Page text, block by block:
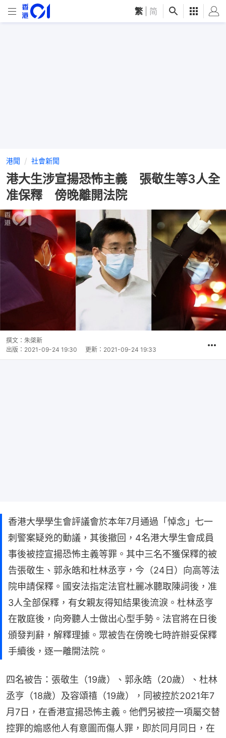
繁 简
港聞 社會新聞
港大生涉宣揚恐怖主義 張敬生等3人全
准保釋 傍晚離開法院
撰文： 朱棨新
出版： 2021-09-24 19:30 更新： 2021-09-24 19:33
香港大學學生會評議會於本年7月通過「悼念」七一
刺警案疑兇的動議，其後撤回，4名港大學生會成員
事後被控宣揚恐怖主義等罪。其中三名不獲保釋的被
告張敬生、郭永皓和杜林丞亨，今（24日）向高等法
院申請保釋。國安法指定法官杜麗冰聽取陳詞後，准
3人全部保釋，有女親友得知結果後流淚。杜林丞亨
在散庭後，向旁聽人士做出心型手勢。法官將在日後
頒發判辭，解釋理據。眾被告在傍晚七時許辦妥保釋
手續後，逐一離開法院。
四名被告：張敬生（19歲）、郭永皓（20歲）、杜林
丞亨（18歲）及容頌禧（19歲），同被控於2021年7
月7日，在香港宣揚恐怖主義。他們另被控一項屬交替
控罪的煽惑他人有意圖而傷人罪，即於同月同日，在